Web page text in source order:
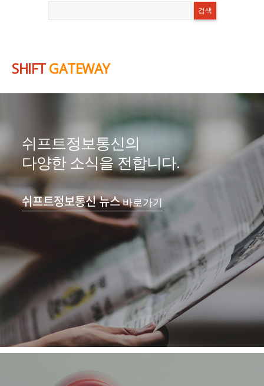
SHIFTGATEWAY
쉬프트정보통신의
다양한 소식을 전합니다.
쉬프트정보통신 뉴스바로가기